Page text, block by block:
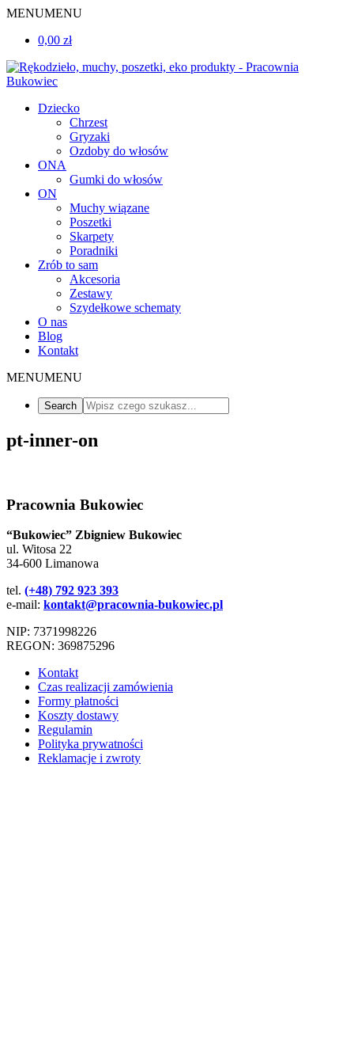
MENUMENU
0,00 zł
Dziecko
Chrzest
Gryzaki
Ozdoby do włosów
ONA
Gumki do włosów
ON
Muchy wiązane
Poszetki
Skarpety
Poradniki
Zrób to sam
Akcesoria
Zestawy
Szydełkowe schematy
O nas
Blog
Kontakt
MENUMENU
pt-inner-on
Pracownia Bukowiec
“Bukowiec” Zbigniew Bukowiec
ul. Witosa 22
34-600 Limanowa
tel. (+48) 792 923 393
e-mail: kontakt@pracownia-bukowiec.pl
NIP: 7371998226
REGON: 369875296
Kontakt
Czas realizacji zamówienia
Formy płatności
Koszty dostawy
Regulamin
Polityka prywatności
Reklamacje i zwroty